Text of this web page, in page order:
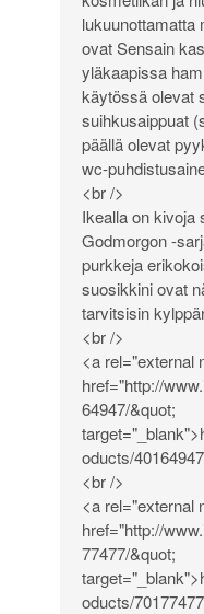
lukuunottamatta
ovat Sensain
yläkaapissa
käytössä olevat
suihkusaippuat
päällä olevat
wc-
<br />
Ikealla on kivoja
Godmorgon -
purkkeja
suosikkini ovat
tarvitsisin
<br />
<a rel="external
href="http://
64947/&quot;
target="_blank">
oducts/
<br />
<a rel="external
href="http://
77477/&quot;
target="_blank">
oducts/